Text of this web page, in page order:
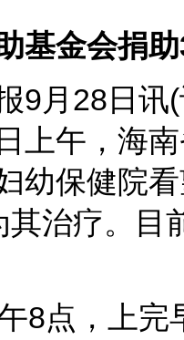
金会捐助
28日讯(
上午，海
幼保健院
其治疗。目
点，上完